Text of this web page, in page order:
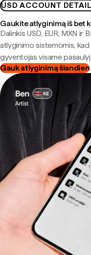
USD ACCOUNT
Gaukite atlyginimą iš bet
Dalinkis USD, EUR, MXN ir
atlyginimo sistemomis,
gyventojas visame
Gauk atlyginimą šiandien